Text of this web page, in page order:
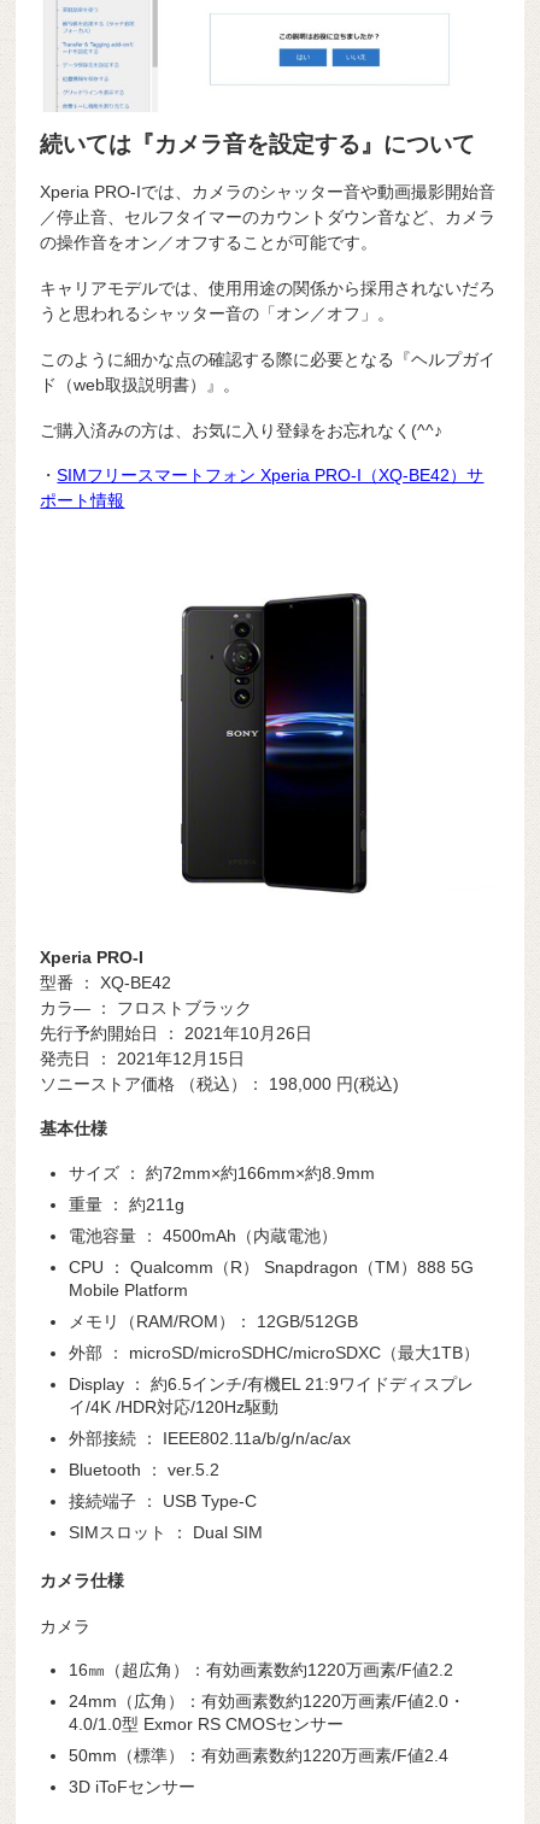
続いては『カメラ音を設定する』について
Xperia PRO-Iでは、カメラのシャッター音や動画撮影開始音
／停止音、セルフタイマーのカウントダウン音など、カメラ
の操作音をオン／オフすることが可能です。
キャリアモデルでは、使用用途の関係から採用されないだろ
うと思われるシャッター音の「オン／オフ」。
このように細かな点の確認する際に必要となる『ヘルプガイ
ド（web取扱説明書）』。
ご購入済みの方は、お気に入り登録をお忘れなく(^^♪
・SIMフリースマートフォン Xperia PRO-I（XQ-BE42）サ
ポート情報
Xperia PRO-I
型番 ： XQ-BE42
カラ― ： フロストブラック
先行予約開始日 ： 2021年10月26日
発売日 ： 2021年12月15日
ソニーストア価格 （税込）： 198,000 円(税込)
基本仕様
サイズ ： 約72mm×約166mm×約8.9mm
重量 ： 約211g
電池容量 ： 4500mAh（内蔵電池）
CPU ： Qualcomm（R） Snapdragon（TM）888 5G
Mobile Platform
メモリ（RAM/ROM）： 12GB/512GB
外部 ： microSD/microSDHC/microSDXC（最大1TB）
Display ： 約6.5インチ/有機EL 21:9ワイドディスプレ
イ/4K /HDR対応/120Hz駆動
外部接続 ： IEEE802.11a/b/g/n/ac/ax
Bluetooth ： ver.5.2
接続端子 ： USB Type-C
SIMスロット ： Dual SIM
カメラ仕様
カメラ
16㎜（超広角）：有効画素数約1220万画素/F値2.2
24mm（広角）：有効画素数約1220万画素/F値2.0・
4.0/1.0型 Exmor RS CMOSセンサー
50mm（標準）：有効画素数約1220万画素/F値2.4
3D iToFセンサー